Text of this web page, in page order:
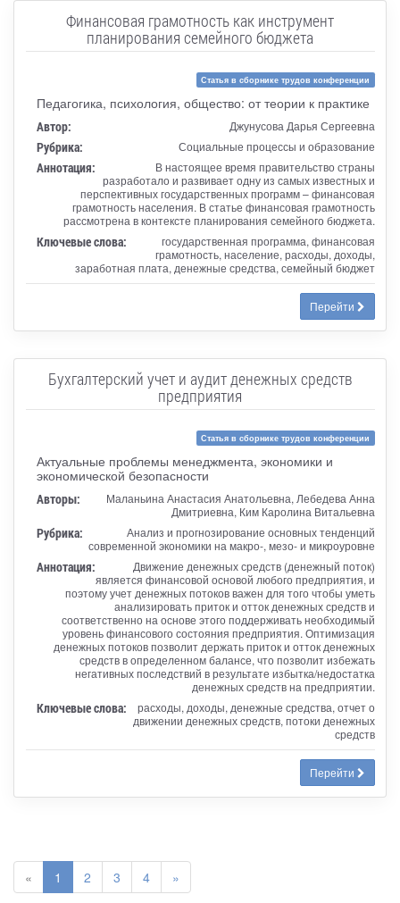
Финансовая грамотность как инструмент
планирования семейного бюджета
Статья в сборнике трудов конференции
Педагогика, психология, общество: от теории к практике
Автор: Джунусова Дарья Сергеевна
Рубрика: Социальные процессы и образование
Аннотация:
В настоящее время правительство страны
разработало и развивает одну из самых известных и
перспективных государственных программ – финансовая
грамотность населения. В статье финансовая грамотность
рассмотрена в контексте планирования семейного бюджета.
Ключевые слова:
государственная программа, финансовая
грамотность, население, расходы, доходы,
заработная плата, денежные средства, семейный бюджет
Перейти
Бухгалтерский учет и аудит денежных средств
предприятия
Статья в сборнике трудов конференции
Актуальные проблемы менеджмента, экономики и
экономической безопасности
Авторы:
Маланьина Анастасия Анатольевна, Лебедева Анна
Дмитриевна, Ким Каролина Витальевна
Рубрика:
Анализ и прогнозирование основных тенденций
современной экономики на макро-, мезо- и микроуровне
Аннотация:
Движение денежных средств (денежный поток)
является финансовой основой любого предприятия, и
поэтому учет денежных потоков важен для того чтобы уметь
анализировать приток и отток денежных средств и
соответственно на основе этого поддерживать необходимый
уровень финансового состояния предприятия. Оптимизация
денежных потоков позволит держать приток и отток денежных
средств в определенном балансе, что позволит избежать
негативных последствий в результате избытка/недостатка
денежных средств на предприятии.
Ключевые слова:
расходы, доходы, денежные средства, отчет о
движении денежных средств, потоки денежных
средств
Перейти
« 1 2 3 4 »